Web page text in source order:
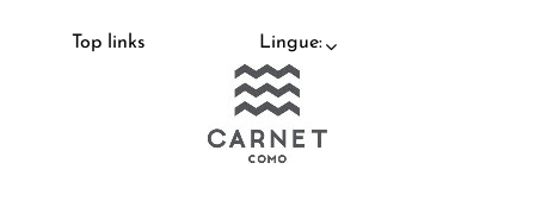
Top links Lingue: